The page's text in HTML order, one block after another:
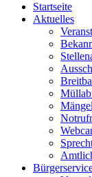
Startseite
Aktuelles